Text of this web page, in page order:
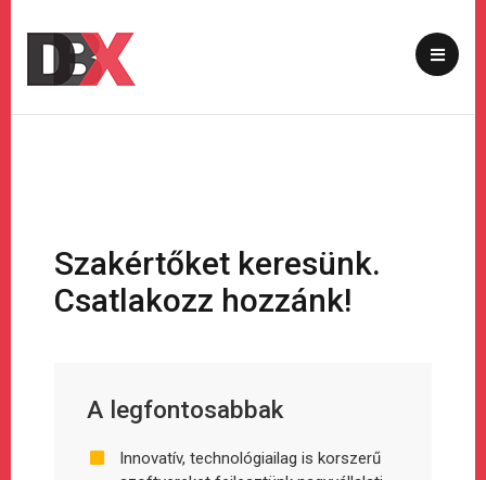
Szakértőket keresünk.
Csatlakozz hozzánk!
A legfontosabbak
Innovatív, technológiailag is korszerű